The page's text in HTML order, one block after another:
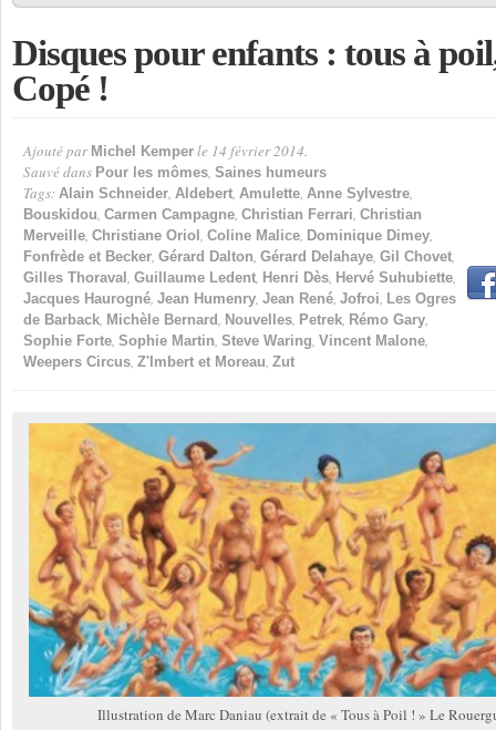
Disques pour enfants : tous à
Copé !
Ajouté par Michel Kemper le 14 février 2014.
Sauvé dans Pour les mômes, Saines humeurs
Tags: Alain Schneider, Aldebert, Amulette, Anne Sylvestre,
Bouskidou, Carmen Campagne, Christian Ferrari, Christian
Merveille, Christiane Oriol , Coline Malice, Dominique Dimey,
Fonfrède et Becker, Gérard Dalton, Gérard Delahaye, Gil Chovet,
Gilles Thoraval , Guillaume Ledent, Henri Dès, Hervé Suhubiette,
Jacques Haurogné, Jean Humenry, Jean René, Jofroi, Les Ogres
de Barback, Michèle Bernard, Nouvelles, Petrek, Rémo Gary,
Sophie Forte, Sophie Martin, Steve Waring, Vincent Malone,
Weepers Circus, Z'Imbert et Moreau, Zut
Illustration de Marc Daniau (extrait de « Tous à Poil ! » Le